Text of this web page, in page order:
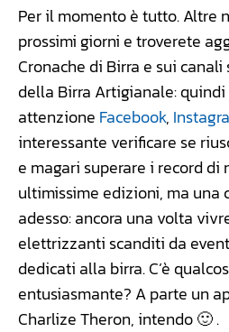
Per il momento è tutto. Altre
prossimi giorni e troverete
Cronache di Birra e sui
della Birra Artigianale:
attenzione Facebook,
interessante verificare se
e magari superare i record di
ultimissime edizioni, ma una
adesso: ancora una volta
elettrizzanti scanditi da
dedicati alla birra. C’è
entusiasmante? A parte un
Charlize Theron, intendo 🙂 .